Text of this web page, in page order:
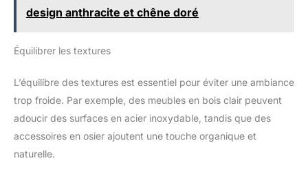
design anthracite et chêne doré
Équilibrer les textures
L’équilibre des textures est essentiel pour éviter une ambiance
trop froide. Par exemple, des meubles en bois clair peuvent
adoucir des surfaces en acier inoxydable, tandis que des
accessoires en osier ajoutent une touche organique et
naturelle.